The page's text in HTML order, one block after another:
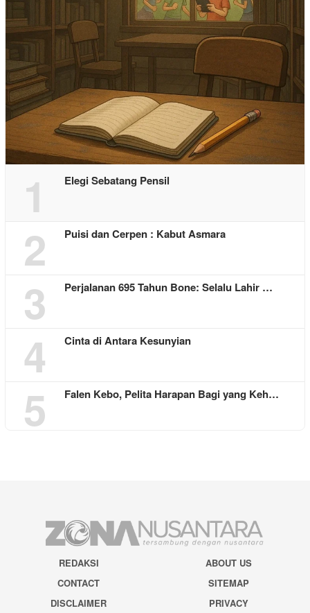
1 Elegi Sebatang Pensil
2 Puisi dan Cerpen : Kabut Asmara
3 Perjalanan 695 Tahun Bone: Selalu Lahir …
4 Cinta di Antara Kesunyian
5 Falen Kebo, Pelita Harapan Bagi yang Keh…
REDAKSI
ABOUT US
CONTACT
SITEMAP
DISCLAIMER
PRIVACY